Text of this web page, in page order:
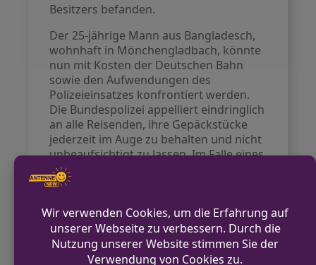
Besitzers befanden.
Der 25-jährige Mann aus Bangladesch,
wohnhaft in Mönchengladbach, könnte
nun mit Kosten der Deutschen Bahn
sowie den Aufwendungen des
Polizeieinsatzes konfrontiert werden.
Die Bundespolizei appelliert eindringlich
an alle Reisenden, ihre Gepäckstücke
jederzeit im Auge zu behalten und nicht
unbeaufsichtigt zu lassen. Im Falle eines
Vergessens sollten Reisende umgehend
das Eisenbahnverkehrsunternehmen
Kontakt für Hinweise /
Pressestelle